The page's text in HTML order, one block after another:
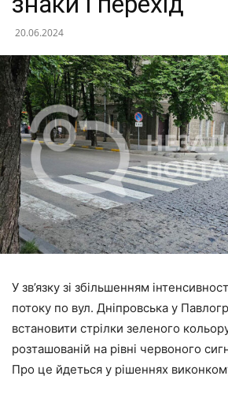
20.06.2024
У зв’язку зі збільшенням
потоку по вул. Дніпровська у
встановити стрілки зеленого
розташованій на рівні червоного
Про це йдеться у рішеннях